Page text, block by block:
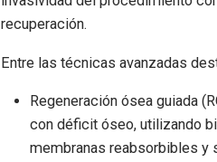
recuperación.
Entre las técnicas avanzadas
Regeneración ósea guiada
con déficit óseo, utilizando
membranas reabsorbibles y